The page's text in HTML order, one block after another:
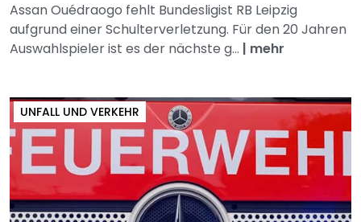
Assan Ouédraogo fehlt Bundesligist RB Leipzig
aufgrund einer Schulterverletzung. Für den 20 Jahren
Auswahlspieler ist es der nächste g... | mehr
UNFALL UND VERKEHR